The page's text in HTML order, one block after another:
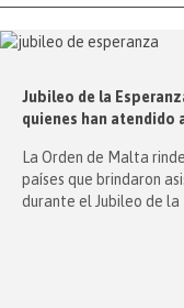
Jubileo de la
quienes han atendido
La Orden de Malta
países que brindaron
durante el Jubileo de la